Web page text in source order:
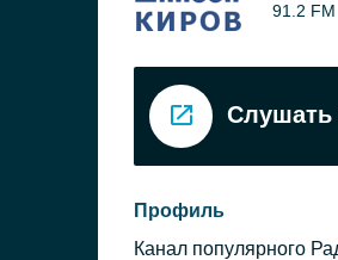
91.2 FM
Слушать
Профиль
Канал популярного